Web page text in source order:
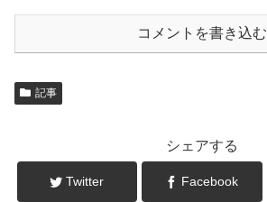
コメントを書き込む
記事
シェアする
Twitter Facebook